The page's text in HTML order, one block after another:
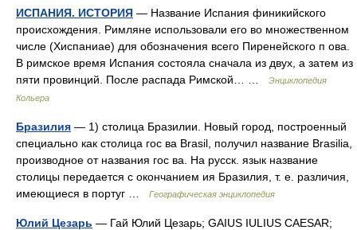
ИСПАНИЯ. ИСТОРИЯ — Название Испания финикийского
происхождения. Римляне использовали его во множественном
числе (Хиспаниае) для обозначения всего Пиренейского п ова.
В римское время Испания состояла сначала из двух, а затем из
пяти провинций. После распада Римской… …
Энциклопедия
Кольера
Бразилия — 1) столица Бразилии. Новый город, построенный
специально как столица гос ва Brasil, получил название Brasilia,
производное от названия гос ва. На русск. язык название
столицы передается с окончанием ия Бразилия, т. е. различия,
имеющиеся в португ …
Географическая энциклопедия
Юлий Цезарь — Гай Юлий Цезарь; GAIUS IULIUS CAESAR;